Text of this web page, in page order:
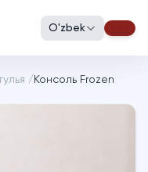
O'zbek
/ Консоль Frozen